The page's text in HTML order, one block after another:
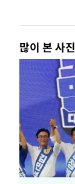
많이 본 사진